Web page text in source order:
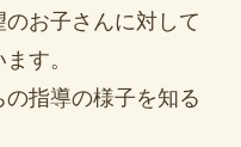
お子さんに対して
す。
指導の様子を知る